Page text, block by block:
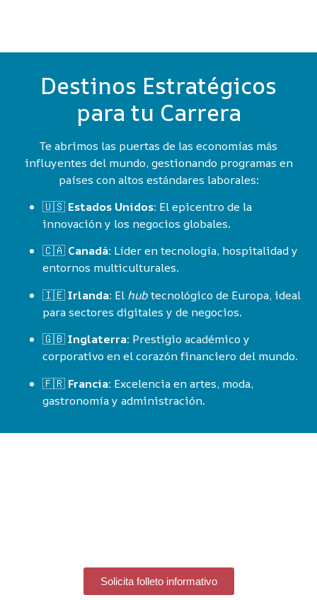
Destinos Estratégicos
para tu Carrera
Te abrimos las puertas de las economías más
influyentes del mundo, gestionando programas en
países con altos estándares laborales:
🇺🇸 Estados Unidos: El epicentro de la
innovación y los negocios globales.
🇨🇦 Canadá: Líder en tecnología, hospitalidad y
entornos multiculturales.
🇮🇪Irlanda: El hubtecnológico de Europa, ideal
para sectores digitales y de negocios.
🇬🇧Inglaterra: Prestigio académico y
corporativo en el corazón financiero del mundo.
🇫🇷Francia: Excelencia en artes, moda,
gastronomía y administración.
Solicita folleto informativo